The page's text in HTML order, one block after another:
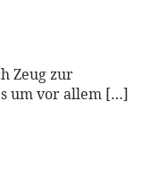
Zeug zur
um vor allem […]